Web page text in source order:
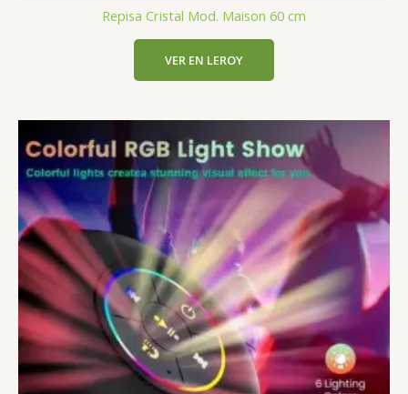
Repisa Cristal Mod. Maison 60 cm
VER EN LEROY